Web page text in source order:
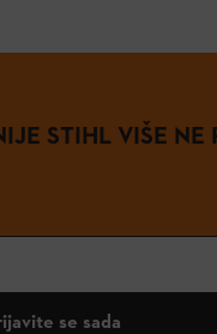
STIHL VIŠE NE
se sada